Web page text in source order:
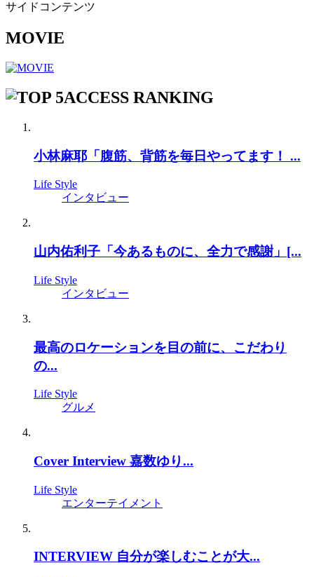
サイドコンテンツ
MOVIE
ACCESS RANKING
小林麻耶「腹筋、背筋を毎日やってます！ ...
Life Style
インタビュー
山内佑利子「今あるものに、全力で感謝」[...
Life Style
インタビュー
最高のロケーションを目の前に、こだわり
の...
Life Style
グルメ
Cover Interview 嘉数ゆり...
Life Style
エンターテイメント
INTERVIEW 自分が楽しむことが大...